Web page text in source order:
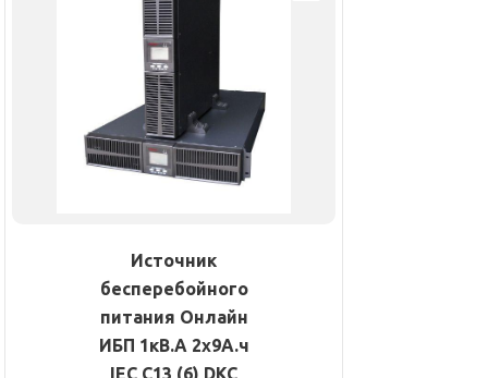
Источник
бесперебойного
питания Онлайн
ИБП 1кВ.А 2х9А.ч
IEC C13 (6) DKC